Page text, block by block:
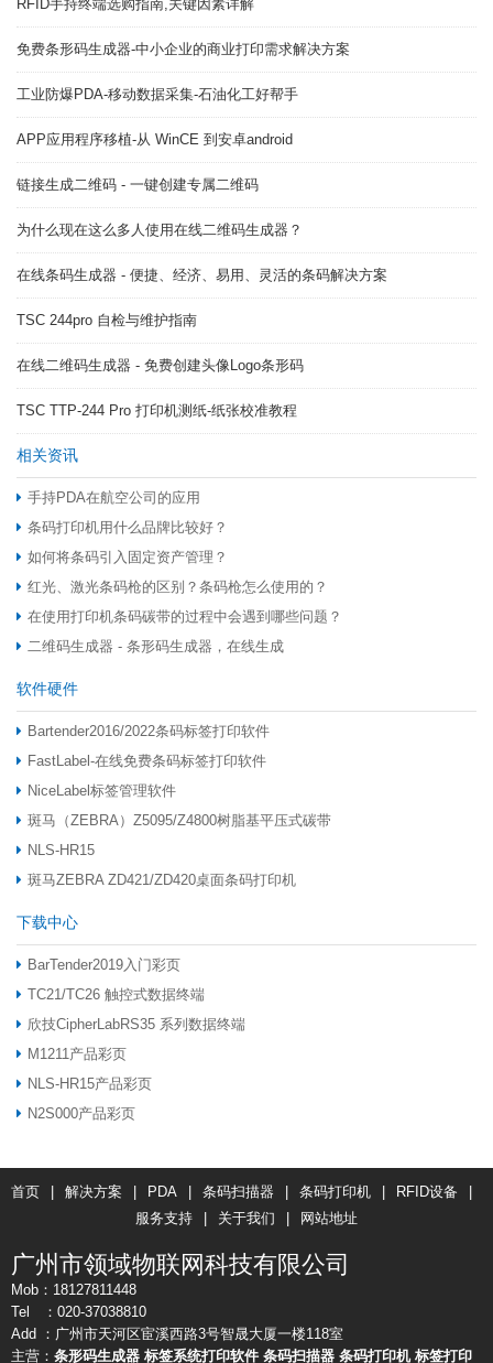
RFID手持终端选购指南,关键因素详解
免费条形码生成器-中小企业的商业打印需求解决方案
工业防爆PDA-移动数据采集-石油化工好帮手
APP应用程序移植-从 WinCE 到安卓android
链接生成二维码 - 一键创建专属二维码
为什么现在这么多人使用在线二维码生成器？
在线条码生成器 - 便捷、经济、易用、灵活的条码解决方案
TSC 244pro 自检与维护指南
在线二维码生成器 - 免费创建头像Logo条形码
TSC TTP-244 Pro 打印机测纸-纸张校准教程
相关资讯
手持PDA在航空公司的应用
条码打印机用什么品牌比较好？
如何将条码引入固定资产管理？
红光、激光条码枪的区别？条码枪怎么使用的？
在使用打印机条码碳带的过程中会遇到哪些问题？
二维码生成器 - 条形码生成器，在线生成
软件硬件
Bartender2016/2022条码标签打印软件
FastLabel-在线免费条码标签打印软件
NiceLabel标签管理软件
斑马（ZEBRA）Z5095/Z4800树脂基平压式碳带
NLS-HR15
斑马ZEBRA ZD421/ZD420桌面条码打印机
下载中心
BarTender2019入门彩页
TC21/TC26 触控式数据终端
欣技CipherLabRS35 系列数据终端
M1211产品彩页
NLS-HR15产品彩页
N2S000产品彩页
首页 解决方案 PDA 条码扫描器 条码打印机 RFID设备
服务支持
关于我们 网站地址
广州市领域物联网科技有限公司
Mob：18127811448
Tel ：020-37038810
Add ：广州市天河区宦溪西路3号智晟大厦一楼118室
主营： 条形码生成器 标签系统打印软件 条码扫描器 条码打印机 标签打印